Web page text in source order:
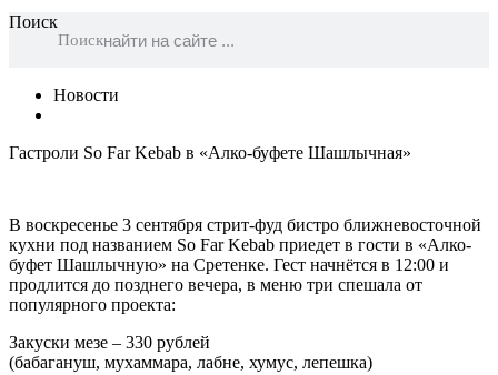
Поиск
Поиск
Новости
Гастроли So Far Kebab в «Алко-буфете Шашлычная»
В воскресенье 3 сентября стрит-фуд бистро ближневосточной
кухни под названием So Far Kebab приедет в гости в «Алко-
буфет Шашлычную» на Сретенке. Гест начнётся в 12:00 и
продлится до позднего вечера, в меню три спешала от
популярного проекта:
Закуски мезе – 330 рублей
(бабагануш, мухаммара, лабне, хумус, лепешка)